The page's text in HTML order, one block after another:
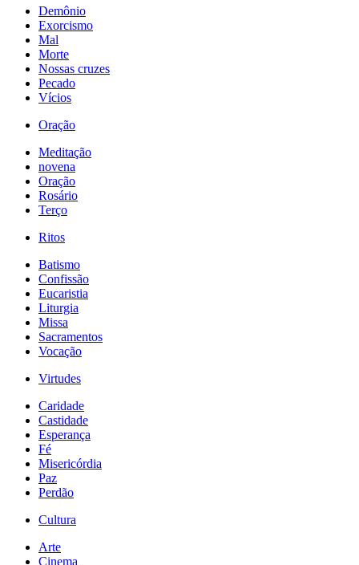
Demônio
Exorcismo
Mal
Morte
Nossas cruzes
Pecado
Vícios
Oração
Meditação
novena
Oração
Rosário
Terço
Ritos
Batismo
Confissão
Eucaristia
Liturgia
Missa
Sacramentos
Vocação
Virtudes
Caridade
Castidade
Esperança
Fé
Misericórdia
Paz
Perdão
Cultura
Arte
Cinema